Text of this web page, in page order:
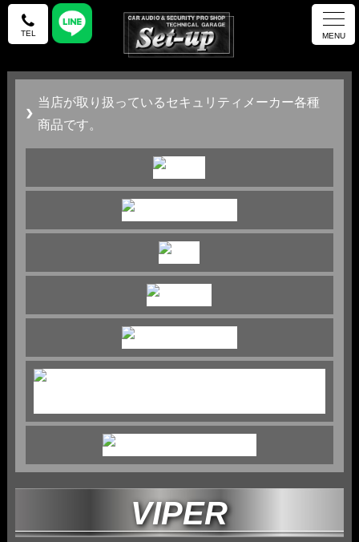
TEL MENU
当店が取り扱っているセキュリティメーカー各種
商品です。
VIPER